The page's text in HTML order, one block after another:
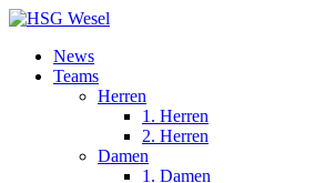
News
Teams
Herren
1. Herren
2. Herren
Damen
1. Damen